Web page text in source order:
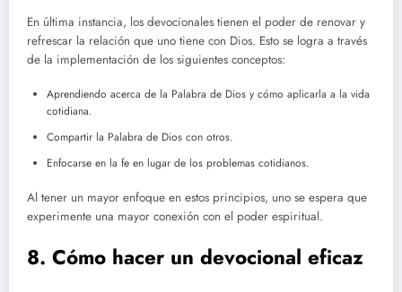
En última instancia, los devocionales tienen el poder de renovar y
refrescar la relación que uno tiene con Dios. Esto se logra a través
de la implementación de los siguientes conceptos:
Aprendiendo acerca de la Palabra de Dios y cómo aplicarla a la vida
cotidiana.
Compartir la Palabra de Dios con otros.
Enfocarse en la fe en lugar de los problemas cotidianos.
Al tener un mayor enfoque en estos principios, uno se espera que
experimente una mayor conexión con el poder espiritual.
8. Cómo hacer un devocional eficaz